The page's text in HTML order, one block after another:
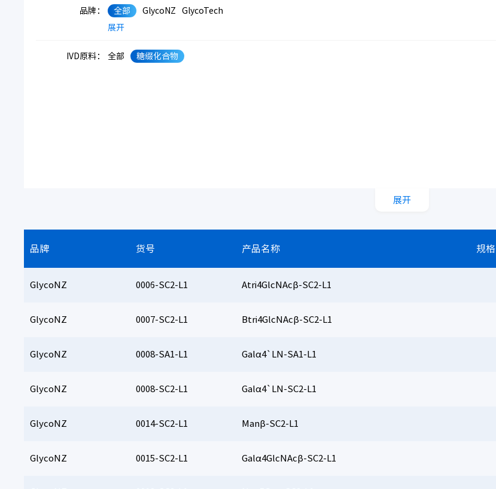
品牌： 全部 GlycoNZ
GlycoTech
展开
IVD原料： 全部 糖缀化合物
展开
品牌 货号 产品名称 规格
GlycoNZ 0006-SC2-L1 Atri4GlcNAcβ-SC2-L1
GlycoNZ 0007-SC2-L1 Btri4GlcNAcβ-SC2-L1
GlycoNZ 0008-SA1-L1 Galα4`LN-SA1-L1
GlycoNZ 0008-SC2-L1 Galα4`LN-SC2-L1
GlycoNZ 0014-SC2-L1 Manβ-SC2-L1
GlycoNZ 0015-SC2-L1 Galα4GlcNAcβ-SC2-L1